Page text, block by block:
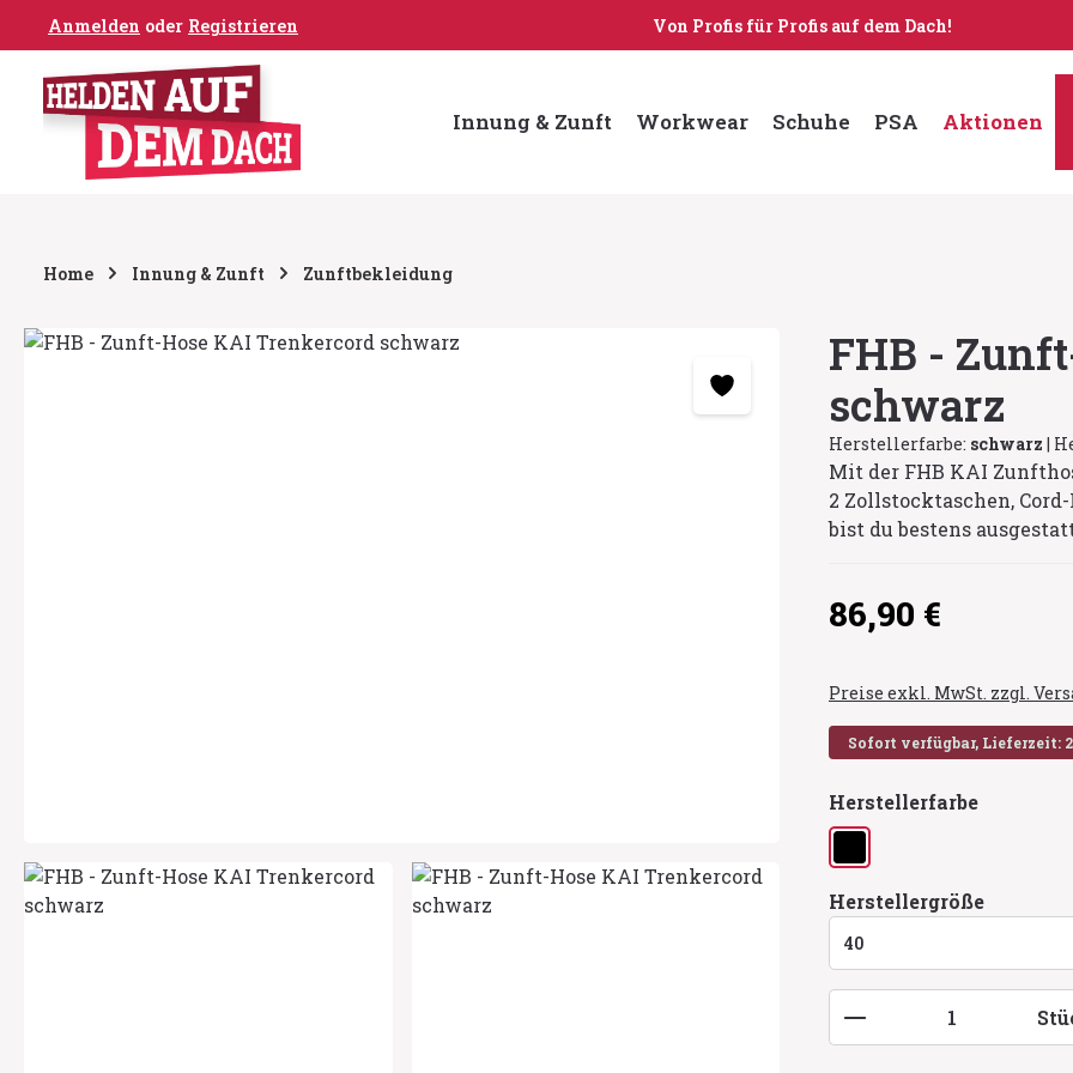
Hauptinhalt springen
Zur Hauptnavigation springen
Anmelden oder Registrieren Von Profis für Profis auf dem Dach!
Innung & Zunft Workwear Schuhe PSA Aktionen
Home Innung & Zunft Zunftbekleidung
Bildergalerie überspringen
FHB -
schwarz
Herstellerfarbe: schwarz |
Mit der FHB KAI
2 Zollstocktaschen,
bist du bestens
Regulärer Preis:
86,90 €
Preise exkl. MwSt. zzgl.
Sofort verfügbar, Lieferzeit:
Herstellerfarbe
schwarz
Herstellergröße
Produkt Anzahl: